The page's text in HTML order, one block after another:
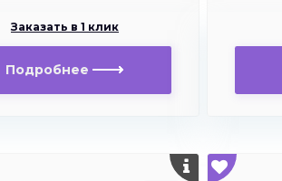
Заказать в 1 клик
Подробнее